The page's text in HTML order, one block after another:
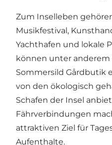
Zum Inselleben
Musikfestival,
Yachthafen und lokale
können unter anderem
Sommersild Gårdbutik
von den ökologisch
Schafen der Insel
Fährverbindungen
attraktiven Ziel für
Aufenthalte.